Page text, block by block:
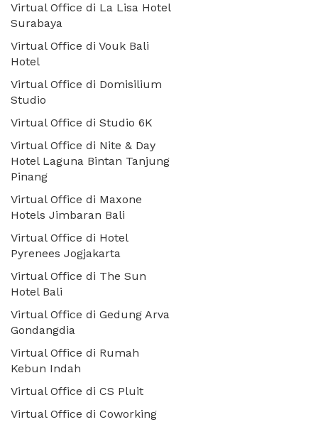
Virtual Office di La Lisa Hotel
Surabaya
Virtual Office di Vouk Bali
Hotel
Virtual Office di Domisilium
Studio
Virtual Office di Studio 6K
Virtual Office di Nite & Day
Hotel Laguna Bintan Tanjung
Pinang
Virtual Office di Maxone
Hotels Jimbaran Bali
Virtual Office di Hotel
Pyrenees Jogjakarta
Virtual Office di The Sun
Hotel Bali
Virtual Office di Gedung Arva
Gondangdia
Virtual Office di Rumah
Kebun Indah
Virtual Office di CS Pluit
Virtual Office di Coworking